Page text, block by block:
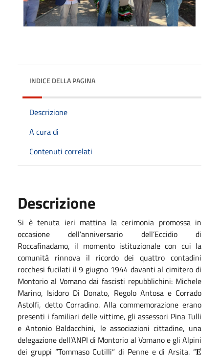
INDICE DELLA PAGINA
Descrizione
A cura di
Contenuti correlati
Descrizione
Si è tenuta ieri mattina la cerimonia promossa in
occasione dell’anniversario dell’Eccidio di
Roccafinadamo, il momento istituzionale con cui la
comunità rinnova il ricordo dei quattro contadini
rocchesi fucilati il 9 giugno 1944 davanti al cimitero di
Montorio al Vomano dai fascisti repubblichini: Michele
Marino, Isidoro Di Donato, Regolo Antosa e Corrado
Astolfi, detto Corradino. Alla commemorazione erano
presenti i familiari delle vittime, gli assessori Pina Tulli
e Antonio Baldacchini, le associazioni cittadine, una
delegazione dell’ANPI di Montorio al Vomano e gli Alpini
dei gruppi “Tommaso Cutilli” di Penne e di Arsita. “𝐄